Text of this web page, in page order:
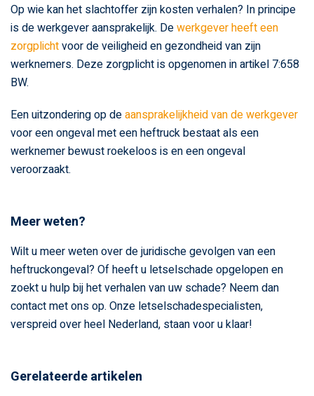
Op wie kan het slachtoffer zijn kosten verhalen? In principe
is de werkgever aansprakelijk. Dewerkgever heeft een
zorgplichtvoor de veiligheid en gezondheid van zijn
werknemers. Deze zorgplicht is opgenomen in artikel 7:658
BW.
Een uitzondering op deaansprakelijkheid van de werkgever
voor een ongeval met een heftruck bestaat als een
werknemer bewust roekeloos is en een ongeval
veroorzaakt.
Meer weten?
Wilt u meer weten over de juridische gevolgen van een
heftruckongeval? Of heeft u letselschade opgelopen en
zoekt u hulp bij het verhalen van uw schade? Neem dan
contact met ons op. Onze letselschadespecialisten,
verspreid over heel Nederland, staan voor u klaar!
Gerelateerde artikelen